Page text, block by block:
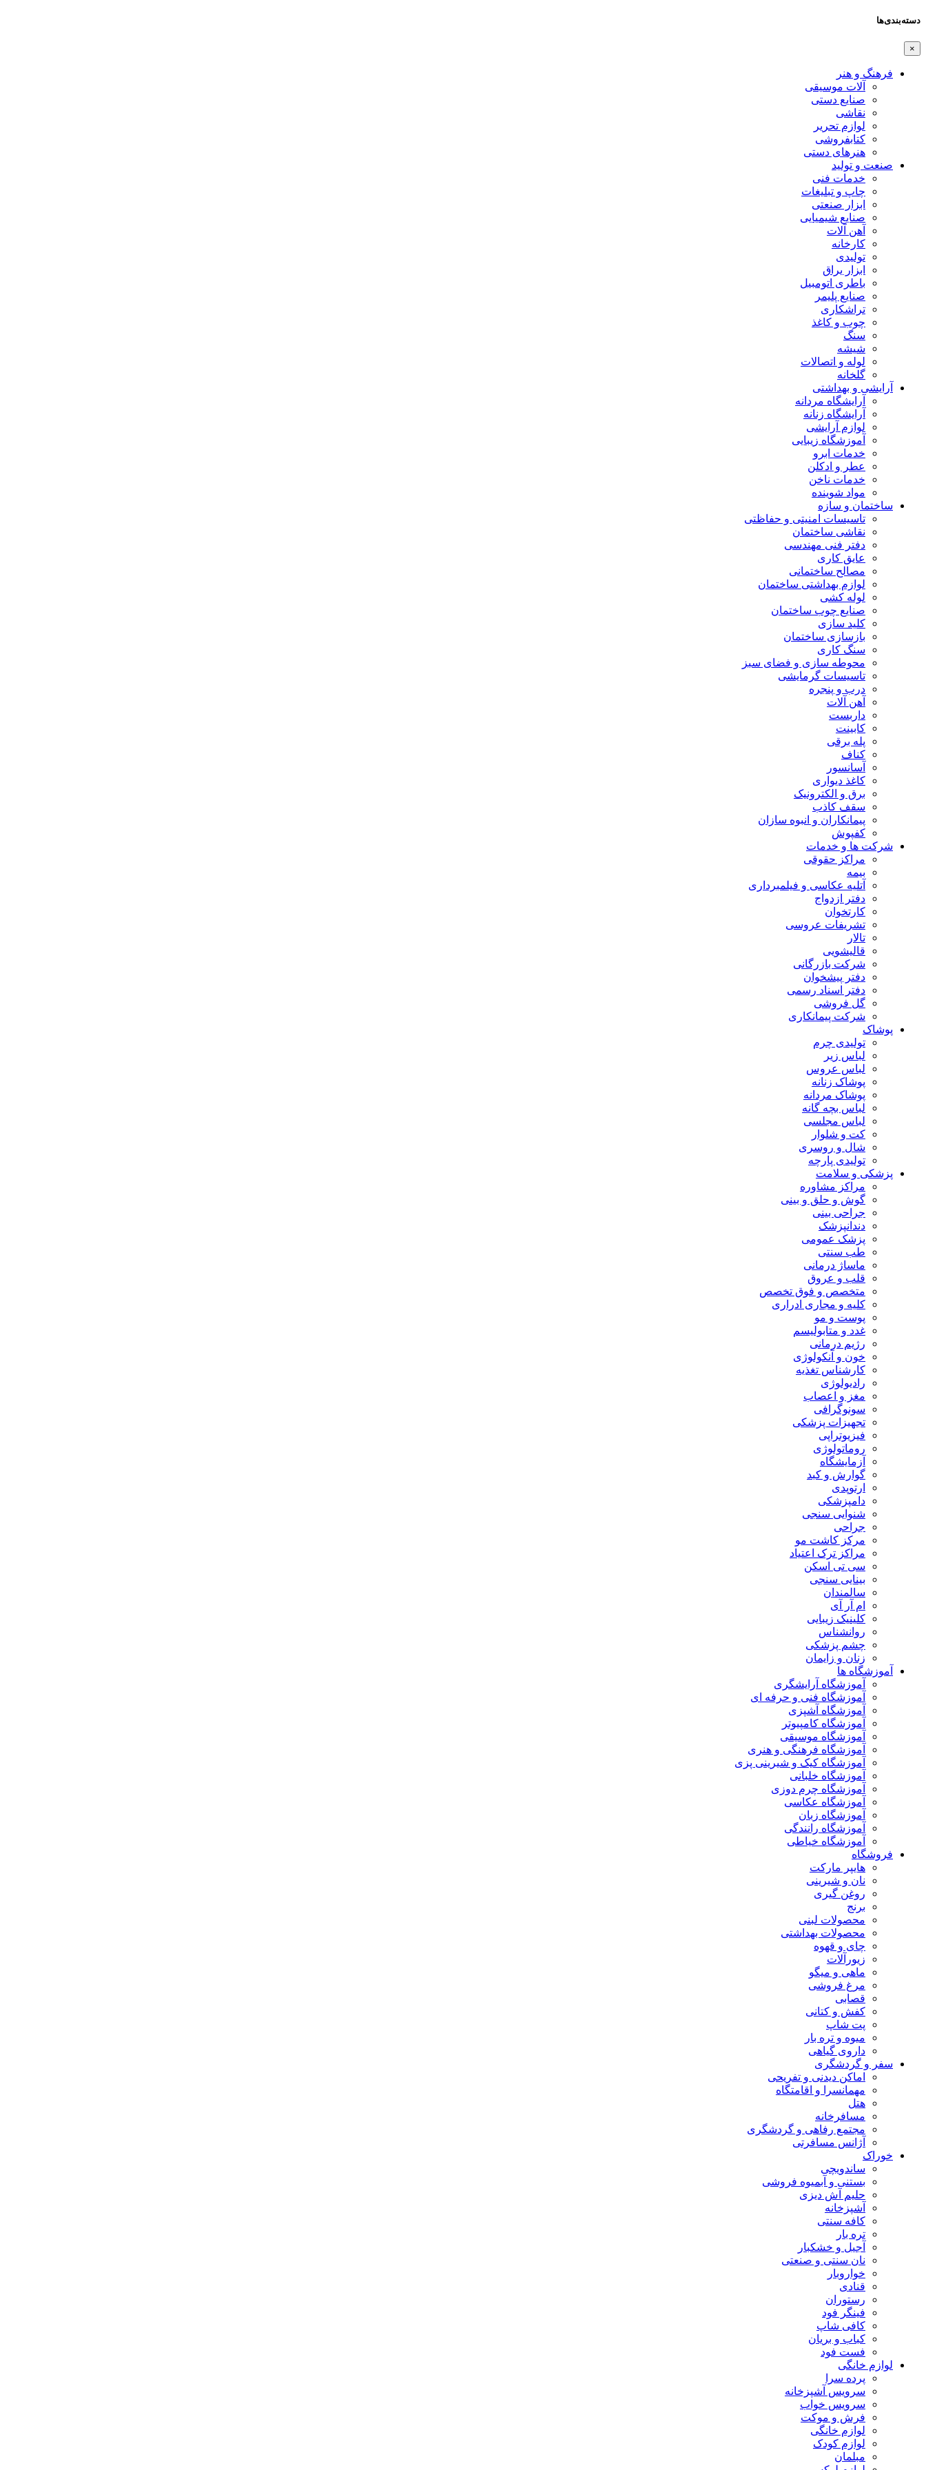
دسته‌بندی‌ها
×
فرهنگ و هنر
آلات موسیقی
صنایع دستی
نقاشی
لوازم تحریر
کتابفروشی
هنرهای دستی
صنعت و تولید
خدمات فنی
چاپ و تبلیغات
ابزار صنعتی
صنایع شیمیایی
آهن آلات
کارخانه
تولیدی
ابزار یراق
باطری اتومبیل
صنایع پلیمر
تراشکاری
چوب و کاغذ
سنگ
شیشه
لوله و اتصالات
گلخانه
آرایشی و بهداشتی
آرایشگاه مردانه
آرایشگاه زنانه
لوازم آرایشی
آموزشگاه زیبایی
خدمات ابرو
عطر و ادکلن
خدمات ناخن
مواد شوینده
ساختمان و سازه
تاسیسات امنیتی و حفاظتی
نقاشی ساختمان
دفتر فنی مهندسی
عایق کاری
مصالح ساختمانی
لوازم بهداشتی ساختمان
لوله کشی
صنایع چوب ساختمان
کلید سازی
بازسازی ساختمان
سنگ کاری
محوطه سازی و فضای سبز
تاسیسات گرمایشی
درب و پنجره
آهن آلات
داربست
کابینت
پله برقی
کناف
آسانسور
کاغذ دیواری
برق و الکترونیک
سقف کاذب
پیمانکاران و انبوه سازان
کفپوش
شرکت ها و خدمات
مراکز حقوقی
بیمه
آتلیه عکاسی و فیلمبرداری
دفتر ازدواج
کارتخوان
تشریفات عروسی
تالار
قالیشویی
شرکت بازرگانی
دفتر پیشخوان
دفتر اسناد رسمی
گل فروشی
شرکت پیمانکاری
پوشاک
تولیدی چرم
لباس زیر
لباس عروس
پوشاک زنانه
پوشاک مردانه
لباس بچه گانه
لباس مجلسی
کت و شلوار
شال و روسری
تولیدی پارچه
پزشکی و سلامت
مراکز مشاوره
گوش و حلق و بینی
جراحی بینی
دندانپزشک
پزشک عمومی
طب سنتی
ماساژ درمانی
قلب و عروق
متخصص و فوق تخصص
کلیه و مجاری ادراری
پوست و مو
غدد و متابولیسم
رژیم درمانی
خون و آنکولوژی
کارشناس تغذیه
رادیولوژی
مغز و اعصاب
سونوگرافی
تجهیزات پزشکی
فیزیوتراپی
روماتولوژی
آزمایشگاه
گوارش و کبد
ارتوپدی
دامپزشکی
شنوایی سنجی
جراحی
مرکز کاشت مو
مراکز ترک اعتیاد
سی تی اسکن
بینایی سنجی
سالمندان
ام آر آی
کلینیک زیبایی
روانشناس
چشم پزشکی
زنان و زایمان
آموزشگاه ها
آموزشگاه آرایشگری
آموزشگاه فنی و حرفه ای
آموزشگاه آشپزی
آموزشگاه کامپیوتر
آموزشگاه موسیقی
آموزشگاه فرهنگی و هنری
آموزشگاه کیک و شیرینی پزی
آموزشگاه خلبانی
آموزشگاه چرم دوزی
آموزشگاه عکاسی
آموزشگاه زبان
آموزشگاه رانندگی
آموزشگاه خیاطی
فروشگاه
هایپر مارکت
نان و شیرینی
روغن گیری
برنج
محصولات لبنی
محصولات بهداشتی
چای و قهوه
زیورآلات
ماهی و میگو
مرغ فروشی
قصابی
کفش و کتانی
پت شاپ
میوه و تره بار
داروی گیاهی
سفر و گردشگری
اماکن دیدنی و تفریحی
مهمانسرا و اقامتگاه
هتل
مسافرخانه
مجتمع رفاهی و گردشگری
آژانس مسافرتی
خوراک
ساندویچی
بستنی و آبمیوه فروشی
حلیم آش دیزی
آشپزخانه
کافه سنتی
تره بار
آجیل و خشکبار
نان سنتی و صنعتی
خواروبار
قنادی
رستوران
فینگر فود
کافی شاپ
کباب و بریان
فست فود
لوازم خانگی
پرده سرا
سرویس آشپزخانه
سرویس خواب
فرش و موکت
لوازم خانگی
لوازم کودک
مبلمان